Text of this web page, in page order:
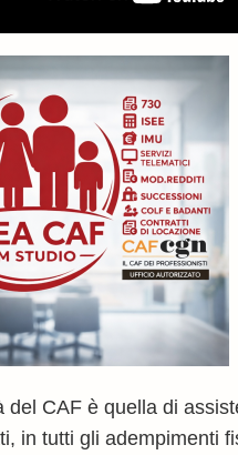
del CAF è quella di
in tutti gli adempimenti